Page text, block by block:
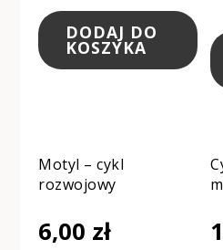
DODAJ DO
KOSZYKA
Motyl – cykl
rozwojowy
6,00 zł